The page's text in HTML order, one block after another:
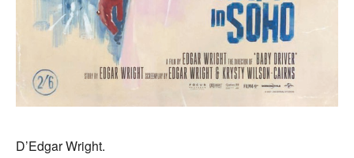
D’Edgar Wright.